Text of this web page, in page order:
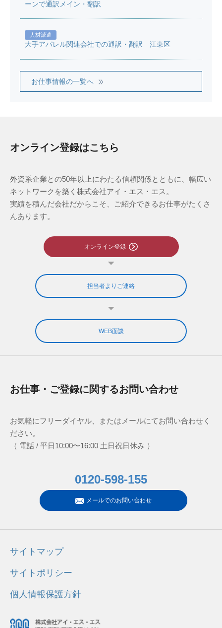
ーンで通訳メイン・翻訳
人材派遣
大手アパレル関連会社での通訳・翻訳 江東区
お仕事情報の一覧へ
オンライン登録はこちら
外資系企業との50年以上にわたる信頼関係とともに、幅広い
ネットワークを築く株式会社アイ・エス・エス。
実績を積んだ会社だからこそ、ご紹介できるお仕事がたくさ
んあります。
オンライン登録
担当者よりご連絡
WEB面談
お仕事・ご登録に関するお問い合わせ
お気軽にフリーダイヤル、またはメールにてお問い合わせく
ださい。
（ 電話 / 平日10:00〜16:00 土日祝日休み ）
0120-598-155
メールでのお問い合わせ
サイトマップ
サイトポリシー
個人情報保護方針